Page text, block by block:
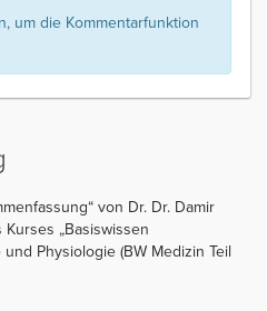
um die Kommentarfunktion
von Dr. Dr. Damir
„Basiswissen
Physiologie (BW Medizin Teil